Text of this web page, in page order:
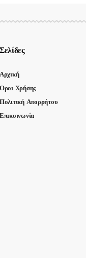
Σελίδες
Αρχική
Οροι Χρήσης
Πολιτική Απορρήτου
Επικοινωνία